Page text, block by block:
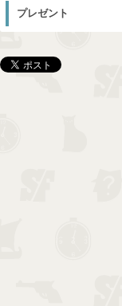
プレゼント